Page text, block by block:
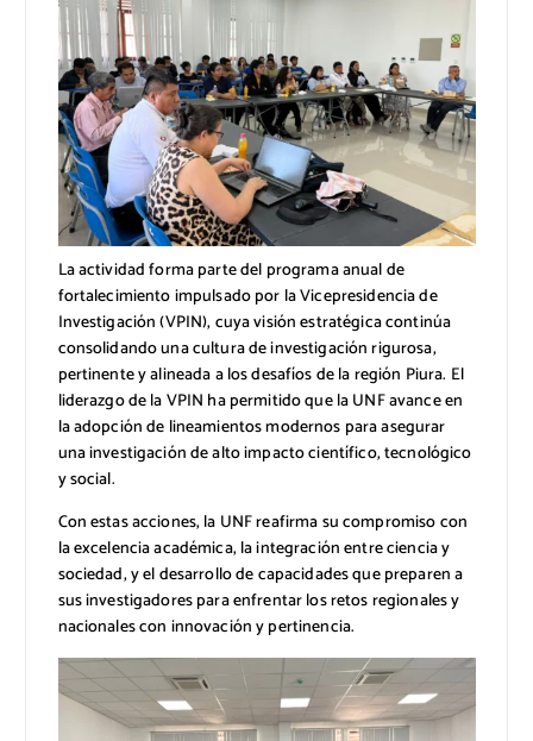
La actividad forma parte del programa anual de
fortalecimiento impulsado por la Vicepresidencia de
Investigación (VPIN), cuya visión estratégica continúa
consolidando una cultura de investigación rigurosa,
pertinente y alineada a los desafíos de la región Piura. El
liderazgo de la VPIN ha permitido que la UNF avance en
la adopción de lineamientos modernos para asegurar
una investigación de alto impacto científico, tecnológico
y social.
Con estas acciones, la UNF reafirma su compromiso con
la excelencia académica, la integración entre ciencia y
sociedad, y el desarrollo de capacidades que preparen a
sus investigadores para enfrentar los retos regionales y
nacionales con innovación y pertinencia.